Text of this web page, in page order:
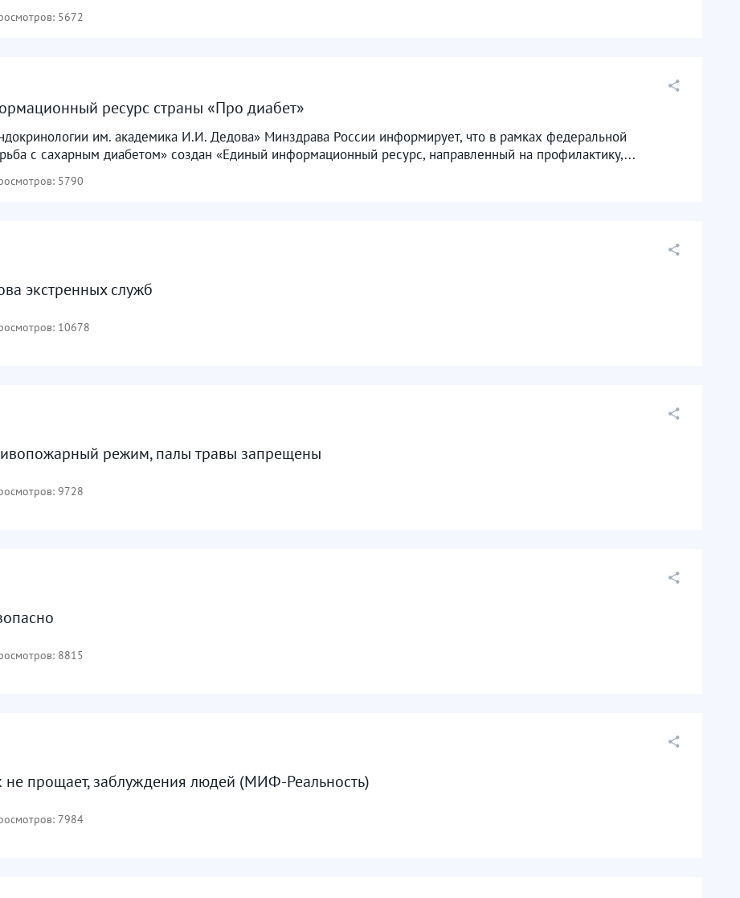
5672
ресурс страны «Про диабет»
им. академика И.И. Дедова» Минздрава России информирует, что в рамках федеральной
с сахарным диабетом» создан «Единый информационный ресурс, направленный на профилактику,...
5790
экстренных служб
10678
режим, палы травы запрещены
9728
8815
прощает, заблуждения людей (МИФ-Реальность)
7984